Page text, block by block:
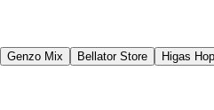
Genzo Mix Bellator Store Higas Hop